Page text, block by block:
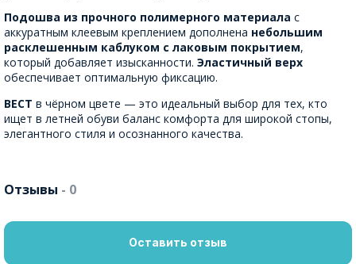
Подошва из прочного полимерного материала с
аккуратным клеевым креплением дополнена небольшим
расклешенным каблуком с лаковым покрытием,
который добавляет изысканности. Эластичный верх
обеспечивает оптимальную фиксацию.
ВЕСТ в чёрном цвете — это идеальный выбор для тех, кто
ищет в летней обуви баланс комфорта для широкой стопы,
элегантного стиля и осознанного качества.
Отзывы - 0
Оставить отзыв